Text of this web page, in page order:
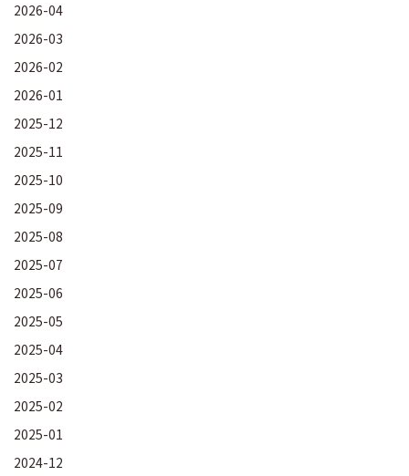
2026-04
2026-03
2026-02
2026-01
2025-12
2025-11
2025-10
2025-09
2025-08
2025-07
2025-06
2025-05
2025-04
2025-03
2025-02
2025-01
2024-12